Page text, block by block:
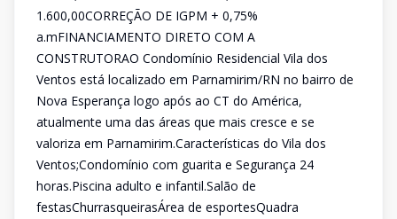
1.600,00CORREÇÃO DE IGPM + 0,75%
a.mFINANCIAMENTO DIRETO COM A
CONSTRUTORAO Condomínio Residencial Vila dos
Ventos está localizado em Parnamirim/RN no bairro de
Nova Esperança logo após ao CT do América,
atualmente uma das áreas que mais cresce e se
valoriza em Parnamirim.Características do Vila dos
Ventos;Condomínio com guarita e Segurança 24
horas.Piscina adulto e infantil.Salão de
festasChurrasqueirasÁrea de esportesQuadra